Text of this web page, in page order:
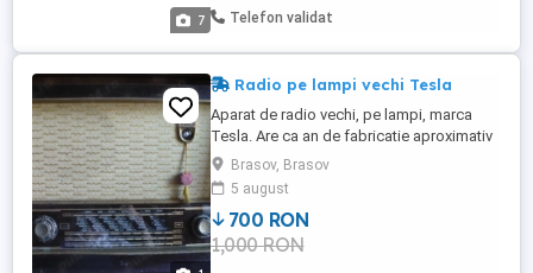
7
zoom optic 42xSDR-H40 este dotate cu
Telefon validat
Radio pe lampi vechi Tesla
Aparat de radio vechi, pe lampi, marca
Tesla. Are ca an de fabricatie aproximativ
anul 1960. Nu s-a verificat functionarea.
Brasov, Brasov
5 august
700 RON
1,000 RON